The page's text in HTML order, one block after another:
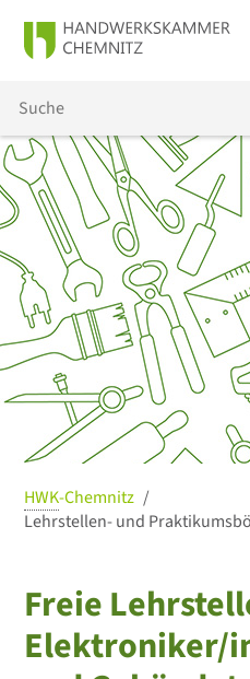
HWK-Chemnitz
Lehrstellen- und
Freie
Elektroniker/